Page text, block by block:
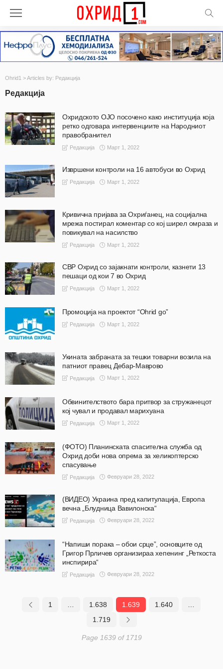
Ohrid1 >Articles by: Редакција
Редакција
Охридското ОЈО посочено како институција која
ретко одговара интервенциите на Народниот
правобранител
Редакција Март 1, 2022
Извршени контроли на 16 автобуси во Охрид
Редакција Март 1, 2022
Кривична пријава за Охриѓанец, на социјална
мрежа постирал коментар со кој ширел омраза и
повикувал на насилство
Редакција Март 1, 2022
СВР Охрид со зајакнати контроли, казнети 13
пешаци од кои 7 во Охрид
Редакција Март 1, 2022
Промоција на проектот “Ohrid go”
Редакција Март 1, 2022
Укината забраната за тешки товарни возила на
патниот правец Дебар-Маврово
Редакција Март 1, 2022
Обвинителството бара притвор за стружанецот
кој чувал и продавал марихуана
Редакција Март 1, 2022
(ФОТО) Планинската спасителна служба од
Охрид доби нова опрема за хеликоптерско
спасување
Редакција Февруари 28, 2022
(ВИДЕО) Украина пред капитулација, Европа
вечна „Блудница Вавилонска“
Редакција Февруари 28, 2022
“Напиши порака – обои срце”, основците од
Григор Прличев организираа хепенинг „Реткоста
инспирира“
Редакција Февруари 28, 2022
1 1.638 1.639 1.640
1.719
Page 1639 of 1719